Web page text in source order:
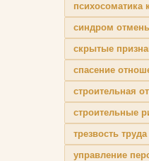
психосоматика
синдром
скрытые
спасение
строительная
строительные
трезвость труда
управление